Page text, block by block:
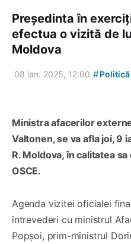
Președinta în
efectua o vizită de
Moldova
08 ian. 2025, 12:00 #Politică
Ministraafacerilor
Valtonen,se va aflajoi, 9
R. Moldova, în calitatea
OSCE.
Agenda vizitei oficialei
întrevederi cu ministrul
Popșoi, prim-ministrul